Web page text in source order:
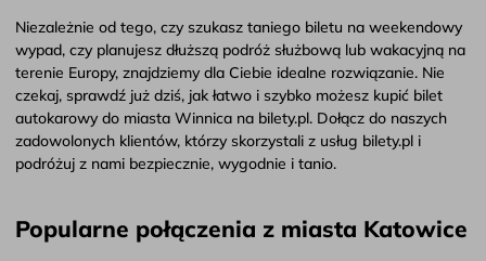
Niezależnie od tego, czy szukasz taniego biletu na weekendowy
wypad, czy planujesz dłuższą podróż służbową lub wakacyjną na
terenie Europy, znajdziemy dla Ciebie idealne rozwiązanie. Nie
czekaj, sprawdź już dziś, jak łatwo i szybko możesz kupić bilet
autokarowy do miasta Winnica na bilety.pl. Dołącz do naszych
zadowolonych klientów, którzy skorzystali z usług bilety.pl i
podróżuj z nami bezpiecznie, wygodnie i tanio.
Popularne połączenia z miasta Katowice